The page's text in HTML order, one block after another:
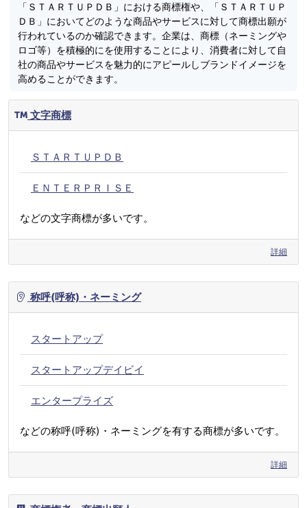
「ＳＴＡＲＴＵＰＤＢ」における商標権や、「ＳＴＡＲＴＵＰ
ＤＢ」においてどのような商品やサービスに対して商標出願が
行われているのか確認できます。企業は、商標（ネーミングや
ロゴ等）を積極的にを使用することにより、消費者に対して自
社の商品やサービスを魅力的にアピールしブランドイメージを
高めることができます。
文字商標
ＳＴＡＲＴＵＰＤＢ
ＥＮＴＥＲＰＲＩＳＥ
などの文字商標が多いです。
詳細
称呼(呼称)・ネーミング
スタートアップ
スタートアップデイビイ
エンタープライズ
などの称呼(呼称)・ネーミングを有する商標が多いです。
詳細